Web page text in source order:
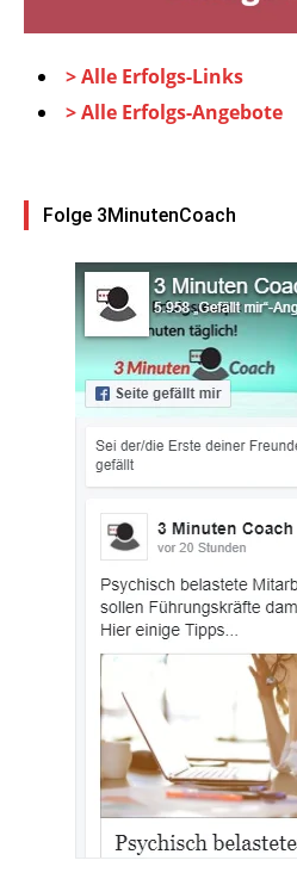
> Alle Erfolgs-Links
> Alle Erfolgs-Angebote
Folge 3MinutenCoach